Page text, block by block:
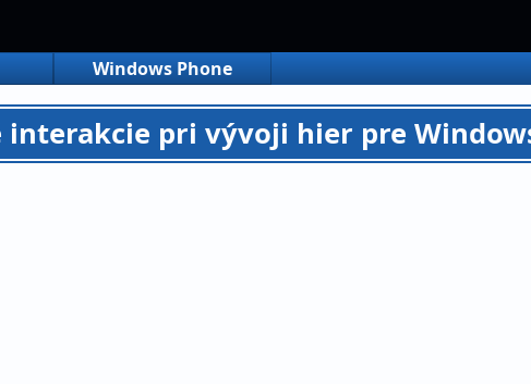
Windows Phone
interakcie pri vývoji hier pre